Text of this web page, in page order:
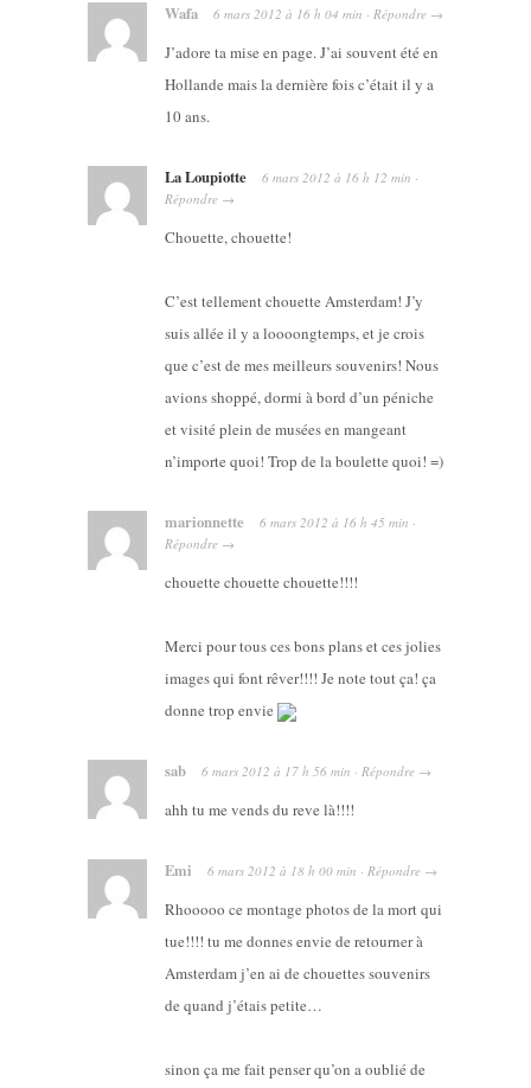
Wafa 6 mars 2012 à 16 h 04 min · Répondre →
J’adore ta mise en page. J’ai souvent été en
Hollande mais la dernière fois c’était il y a
10 ans.
La Loupiotte 6 mars 2012 à 16 h 12 min ·
Répondre →
Chouette, chouette!
C’est tellement chouette Amsterdam! J’y
suis allée il y a loooongtemps, et je crois
que c’est de mes meilleurs souvenirs! Nous
avions shoppé, dormi à bord d’un péniche
et visité plein de musées en mangeant
n’importe quoi! Trop de la boulette quoi! =)
marionnette 6 mars 2012 à 16 h 45 min ·
Répondre →
chouette chouette chouette!!!!
Merci pour tous ces bons plans et ces jolies
images qui font rêver!!!! Je note tout ça! ça
donne trop envie
sab 6 mars 2012 à 17 h 56 min · Répondre →
ahh tu me vends du reve là!!!!
Emi 6 mars 2012 à 18 h 00 min · Répondre →
Rhooooo ce montage photos de la mort qui
tue!!!! tu me donnes envie de retourner à
Amsterdam j’en ai de chouettes souvenirs
de quand j’étais petite…
sinon ça me fait penser qu’on a oublié de